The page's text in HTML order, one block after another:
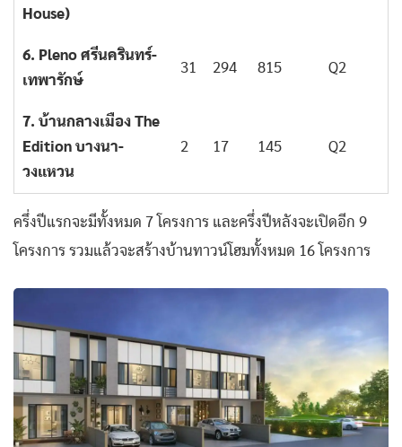
House)
6. Pleno ศรีนครินทร์-
เทพารักษ์
31 294 815 Q2
7. บ้านกลางเมือง The
Edition บางนา-
วงแหวน
2 17 145 Q2
ครึ่งปีแรกจะมีทั้งหมด 7 โครงการ และครึ่งปีหลังจะเปิดอีก 9
โครงการ รวมแล้วจะสร้างบ้านทาวน์โฮมทั้งหมด 16 โครงการ